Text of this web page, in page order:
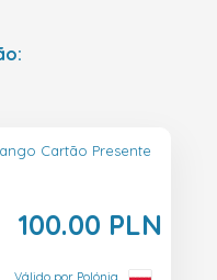
Cartão Presente
100.00 PLN
Válido por Polónia